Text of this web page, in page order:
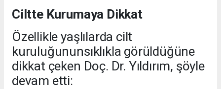
Ciltte Kurumaya Dikkat
Özellikle yaşlılarda cilt
kuruluğununsıklıkla görüldüğüne
dikkat çeken Doç. Dr. Yıldırım, şöyle
devam etti: